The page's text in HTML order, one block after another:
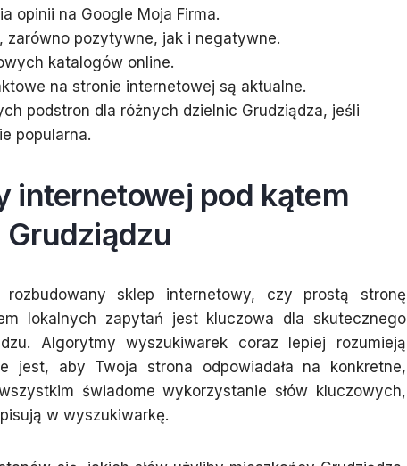
opinii na Google Moja Firma.
zarówno pozytywne, jak i negatywne.
katalogów online.
na stronie internetowej są aktualne.
podstron dla różnych dzielnic Grudziądza, jeśli
popularna.
internetowej pod kątem
sklep internetowy, czy prostą stronę
lokalnych zapytań jest kluczowa dla skutecznego
Algorytmy wyszukiwarek coraz lepiej rozumieją
jest, aby Twoja strona odpowiadała na konkretne,
świadome wykorzystanie słów kluczowych,
w wyszukiwarkę.